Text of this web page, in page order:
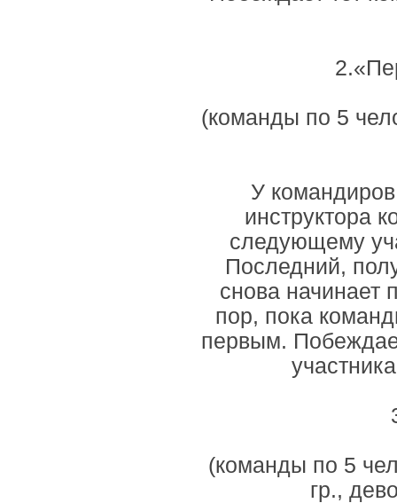
(команды по 5
У
инструктора
следующему
Последний,
снова начинает
пор, пока
первым.
(команды по 5
гр.,